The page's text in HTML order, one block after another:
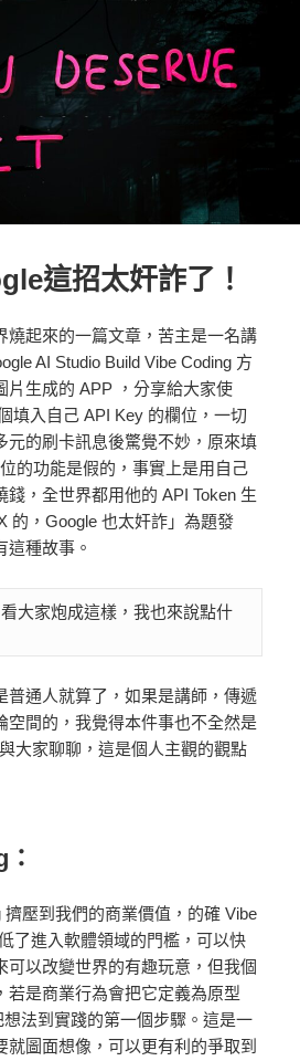
這招太奸詐了！
燒起來的一篇文章，苦主是一名講
AI Studio Build Vibe Coding 方
片生成的 APP ，分享給大家使
填入自己 API Key 的欄位，一切
元的刷卡訊息後驚覺不妙，原來填
的功能是假的，事實上是用自己
錢，全世界都用他的 API Token 生
的，Google 也太奸詐」為題發
這種故事。
大家炮成這樣，我也來說點什
普通人就算了，如果是講師，傳遞
空間的，我覺得本件事也不全然是
大家聊聊，這是個人主觀的觀點
擠壓到我們的商業價值，的確 Vibe
了進入軟體領域的門檻，可以快
可以改變世界的有趣玩意，但我個
若是商業行為會把它定義為原型
法到實踐的第一個步驟。這是一
就圖面想像，可以更有利的爭取到